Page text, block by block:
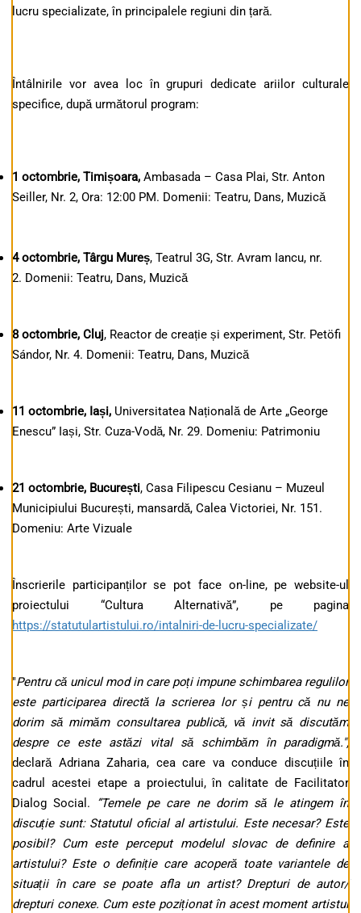
lucru specializate, în principalele regiuni din țară.
Întâlnirile vor avea loc în grupuri dedicate ariilor culturale
specifice, după următorul program:
1 octombrie, Timișoara, Ambasada – Casa Plai, Str. Anton
Seiller, Nr. 2, Ora: 12:00 PM. Domenii: Teatru, Dans, Muzică
4 octombrie, Târgu Mureș, Teatrul 3G, Str. Avram Iancu, nr.
2. Domenii: Teatru, Dans, Muzică
8 octombrie, Cluj, Reactor de creație și experiment, Str. Petöfi
Sándor, Nr. 4. Domenii: Teatru, Dans, Muzică
11 octombrie, Iași, Universitatea Națională de Arte „George
Enescu” Iași, Str. Cuza-Vodă, Nr. 29. Domeniu: Patrimoniu
21 octombrie, București, Casa Filipescu Cesianu – Muzeul
Municipiului București, mansardă, Calea Victoriei, Nr. 151.
Domeniu: Arte Vizuale
Înscrierile participanților se pot face on-line, pe website-ul
proiectului “Cultura Alternativă”, pe pagina
https://statutulartistului.ro/intalniri-de-lucru-specializate/
"Pentru că unicul mod in care poți impune schimbarea regulilor
este participarea directă la scrierea lor și pentru că nu ne
dorim să mimăm consultarea publică, vă invit să discutăm
despre ce este astăzi vital să schimbăm în paradigmă.",
declară Adriana Zaharia, cea care va conduce discuțiile în
cadrul acestei etape a proiectului, în calitate de Facilitator
Dialog Social. ”Temele pe care ne dorim să le atingem în
discuție sunt: Statutul oficial al artistului. Este necesar? Este
posibil? Cum este perceput modelul slovac de definire a
artistului? Este o definiție care acoperă toate variantele de
situații în care se poate afla un artist? Drepturi de autor/
drepturi conexe. Cum este poziționat în acest moment artistul